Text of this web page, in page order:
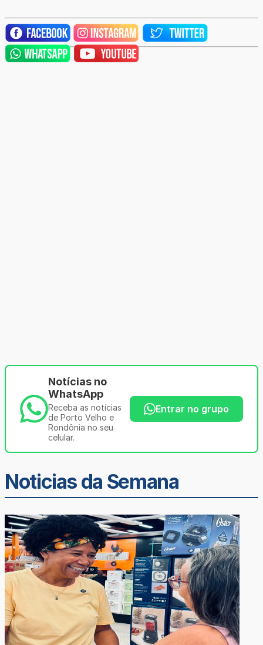
Notícias no
WhatsApp
Receba as notícias
de Porto Velho e
Rondônia no seu
celular.
Entrar no grupo
Noticias da Semana